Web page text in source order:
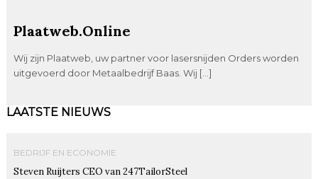
Plaatweb.Online
Wij zijn Plaatweb, uw partner voor lasersnijden Orders worden
uitgevoerd door Metaalbedrijf Baas. Wij […]
LAATSTE NIEUWS
BEDRIJF EN ECONOMIE
Steven Ruijters CEO van 247TailorSteel